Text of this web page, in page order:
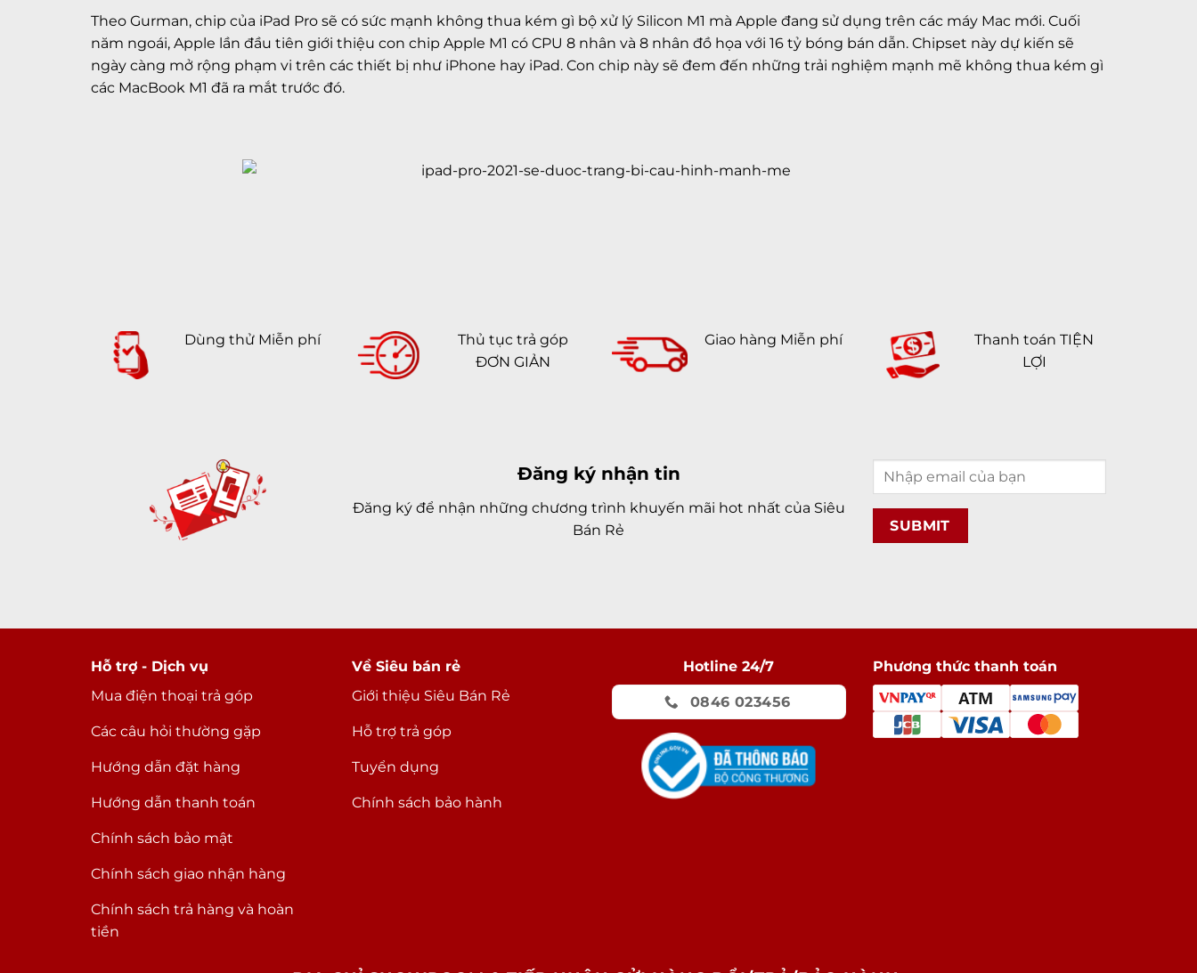
Theo Gurman, chip của iPad Pro sẽ có sức mạnh không thua kém gì bộ xử lý Silicon M1 mà Apple đang sử dụng trên các máy Mac mới. Cuối
năm ngoái, Apple lần đầu tiên giới thiệu con chip Apple M1 có CPU 8 nhân và 8 nhân đồ họa với 16 tỷ bóng bán dẫn. Chipset này dự kiến sẽ
ngày càng mở rộng phạm vi trên các thiết bị như iPhone hay iPad. Con chip này sẽ đem đến những trải nghiệm mạnh mẽ không thua kém gì
các MacBook M1 đã ra mắt trước đó.
Dùng thử Miễn phí
Thủ tục trả góp
ĐƠN GIẢN
Giao hàng Miễn phí
Thanh toán TIỆN
LỢI
Đăng ký nhận tin
Đăng ký để nhận những chương trình khuyến mãi hot nhất của Siêu
Bán Rẻ
Hỗ trợ - Dịch vụ
Mua điện thoại trả góp
Các câu hỏi thường gặp
Hướng dẫn đặt hàng
Hướng dẫn thanh toán
Chính sách bảo mật
Chính sách giao nhận hàng
Chính sách trả hàng và hoàn
tiền
Về Siêu bán rẻ
Giới thiệu Siêu Bán Rẻ
Hỗ trợ trả góp
Tuyển dụng
Chính sách bảo hành
Hotline 24/7
0846 023456
Phương thức thanh toán